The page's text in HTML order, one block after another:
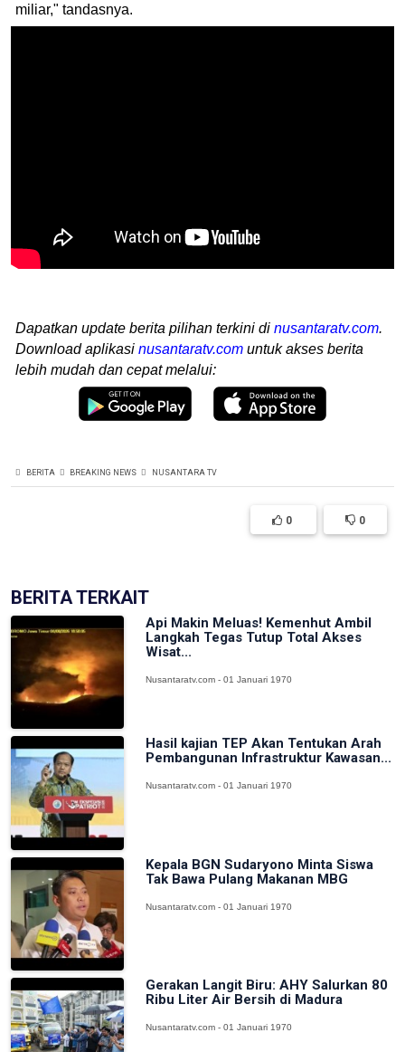
miliar," tandasnya.
Dapatkan update berita pilihan terkini di nusantaratv.com.
Download aplikasi nusantaratv.com untuk akses berita
lebih mudah dan cepat melalui:
BERITA BREAKING NEWS NUSANTARA TV
0 0
BERITA TERKAIT
Api Makin Meluas! Kemenhut Ambil
Langkah Tegas Tutup Total Akses
Wisat...
Nusantaratv.com - 01 Januari 1970
Hasil kajian TEP Akan Tentukan Arah
Pembangunan Infrastruktur Kawasan...
Nusantaratv.com - 01 Januari 1970
Kepala BGN Sudaryono Minta Siswa
Tak Bawa Pulang Makanan MBG
Nusantaratv.com - 01 Januari 1970
Gerakan Langit Biru: AHY Salurkan 80
Ribu Liter Air Bersih di Madura
Nusantaratv.com - 01 Januari 1970